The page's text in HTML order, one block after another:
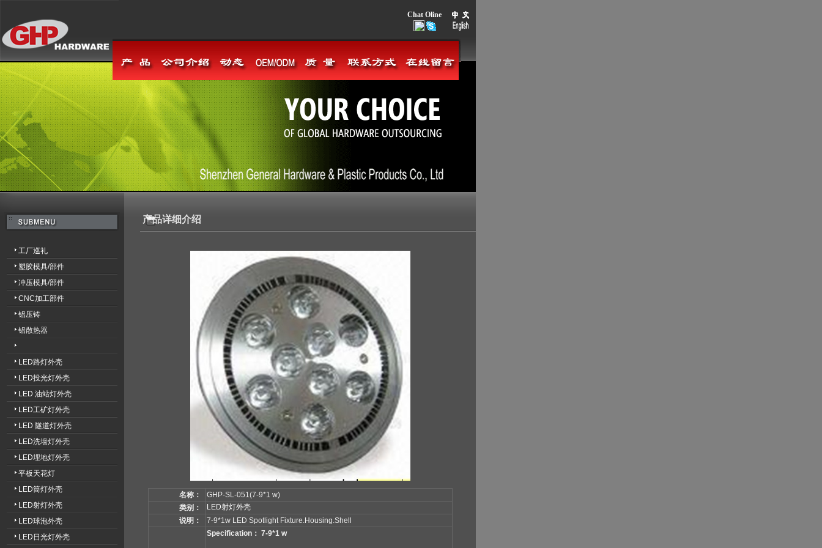
Chat Oline
产品详细介绍
工厂巡礼
塑胶模具/部件
冲压模具/部件
CNC加工部件
铝压铸
铝散热器
LED路灯外壳
LED投光灯外壳
LED 油站灯外壳
LED工矿灯外壳
LED 隧道灯外壳
LED洗墙灯外壳
LED埋地灯外壳
平板天花灯
LED筒灯外壳
LED射灯外壳
LED球泡外壳
LED日光灯外壳
名称：
GHP-SL-051(7-9*1 w)
类别：
LED射灯外壳
说明：
7-9*1w LED Spotlight Fixture.Housing.Shell
Specification： 7-9*1 w